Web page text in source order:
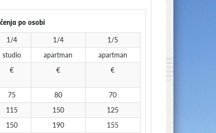
po osobi
1/4 1/4
1/5
studio apartman
apartman
€ € €
75 80
70
115 150
125
150 190
155